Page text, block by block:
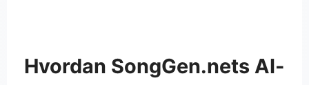
Hvordan SongGen.nets AI-